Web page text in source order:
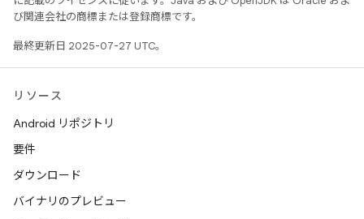
び関連会社の商標または登録商標です。
最終更新日 2025-07-27 UTC。
リソース
Android リポジトリ
要件
ダウンロード
バイナリのプレビュー